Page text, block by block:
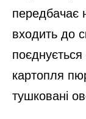
передбачає
входить до
поєднується
картопля
тушковані